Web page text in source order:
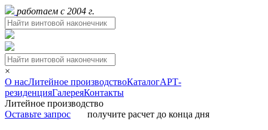
работаем с 2004 г.
×
О насЛитейное производствоКаталогАРТ-
резиденцияГалереяКонтакты
Литейное производство
Оставьте запрос получите расчет до конца дня